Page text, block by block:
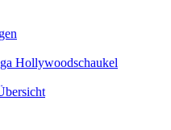
Hollywoodschaukel